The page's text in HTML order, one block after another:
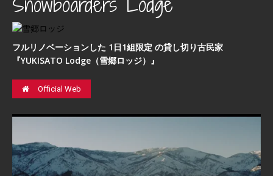
フルリノベーションした 1日1組限定 の貸し切り古民家
『YUKISATO Lodge（雪郷ロッジ）』
Official Web